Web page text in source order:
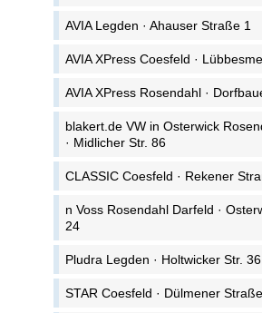
AVIA Legden · Ahauser Straße 1
AVIA XPress Coesfeld ·
AVIA XPress Rosendahl ·
blakert.de VW in Osterwick
· Midlicher Str. 86
CLASSIC Coesfeld · Rekener
n Voss Rosendahl Darfeld ·
24
Pludra Legden · Holtwicker Str. 36
STAR Coesfeld · Dülmener